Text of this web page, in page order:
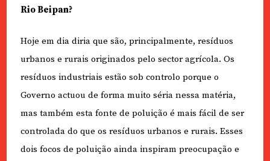
Rio Beipan?
Hoje em dia diria que são, principalmente, resíduos
urbanos e rurais originados pelo sector agrícola. Os
resíduos industriais estão sob controlo porque o
Governo actuou de forma muito séria nessa matéria,
mas também esta fonte de poluição é mais fácil de ser
controlada do que os resíduos urbanos e rurais. Esses
dois focos de poluição ainda inspiram preocupação e